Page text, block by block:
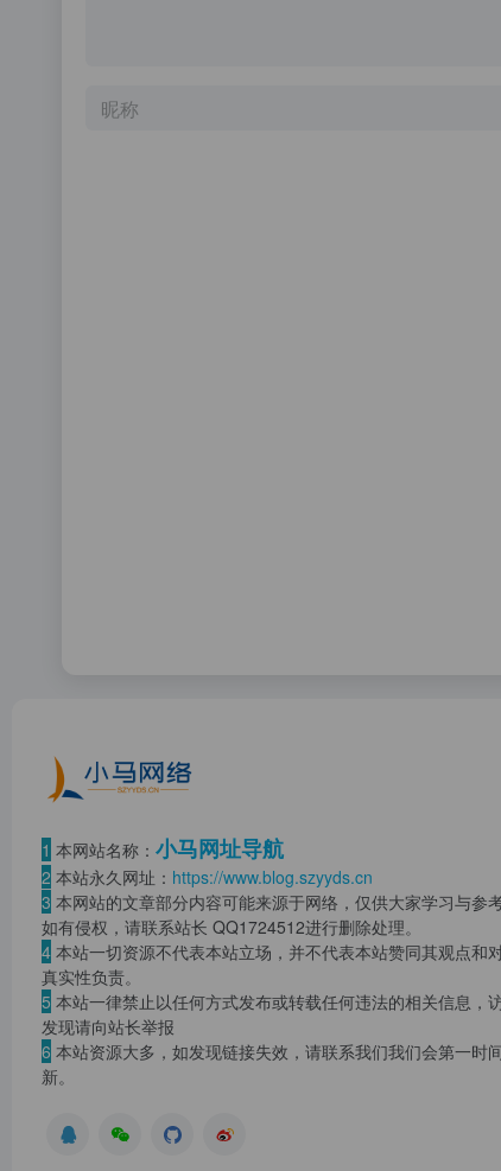
1 本网站名称： 小马网址导航
2 本站永久网址： https://www.blog.szyyds.cn
3 本网站的文章部分内容可能来源于网络，仅供大家学习与参
如有侵权，请联系站长 QQ1724512进行删除处理。
4 本站一切资源不代表本站立场，并不代表本站赞同其观点和
真实性负责。
5 本站一律禁止以任何方式发布或转载任何违法的相关信息，
发现请向站长举报
6 本站资源大多，如发现链接失效，请联系我们我们会第一时
新。